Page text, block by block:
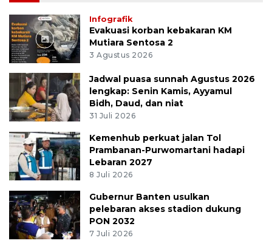
Infografik
Evakuasi korban kebakaran KM
Mutiara Sentosa 2
3 Agustus 2026
Jadwal puasa sunnah Agustus 2026
lengkap: Senin Kamis, Ayyamul
Bidh, Daud, dan niat
31 Juli 2026
Kemenhub perkuat jalan Tol
Prambanan-Purwomartani hadapi
Lebaran 2027
8 Juli 2026
Gubernur Banten usulkan
pelebaran akses stadion dukung
PON 2032
7 Juli 2026